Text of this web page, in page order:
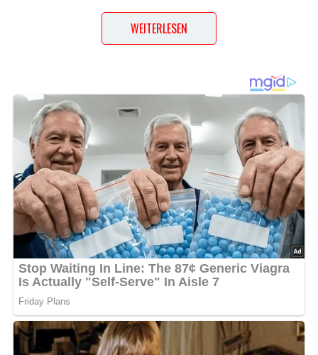
Ende dieser Seite & auch eine Bewertung!
Reis gründlich waschen. Öl oder Butter erhitzen, Reis
und Gewürze und Salz dazugeben, kurz anschwitzen
lassen und mit Gemüsebrühe aufgießen. Weich kochen
lassen. Die Rosinen unterrühren und noch 10–20
Minuten quellen lassen.
Variante: Sie können zur Variation noch 50 g gehackte
Mandeln und 1 TL abgeriebene Zitronenschale unter den
Reis rühren.
WEITERLESEN